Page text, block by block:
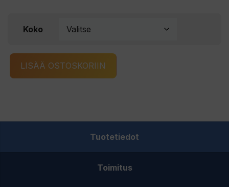
Koko
LIDMANS
LYS-
LISÄÄ OSTOSKORIIN
Tuotetiedot
Toimitus